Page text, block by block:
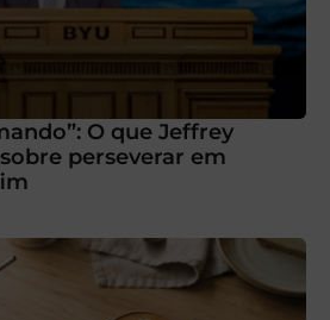
O que Jeffrey
perseverar em